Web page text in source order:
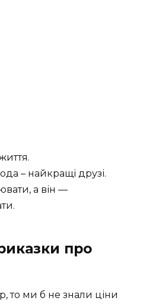
– найкращі друзі.
а він —
про
то ми б не знали ціни